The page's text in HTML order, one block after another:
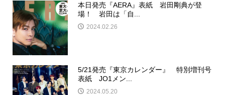
本日発売『AERA』表紙 岩田剛典が登
場！ 岩田は「自...
2024.02.26
5/21発売『東京カレンダー』 特別増刊号
表紙 JO1メン...
2024.05.20